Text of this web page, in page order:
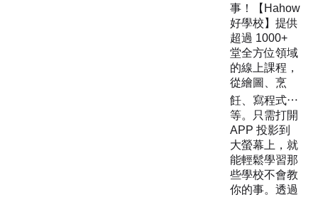
事！【Hahow
好學校】提供
超過 1000+
堂全方位領域
的線上課程，
從繪圖、烹
飪、寫程式⋯
等。只需打開
APP 投影到
大螢幕上，就
能輕鬆學習那
些學校不會教
你的事。透過